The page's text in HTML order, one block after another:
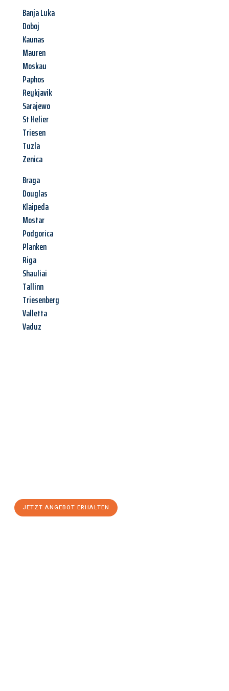
Banja Luka
Doboj
Kaunas
Mauren
Moskau
Paphos
Reykjavik
Sarajewo
St Helier
Triesen
Tuzla
Zenica
Braga
Douglas
Klaipeda
Mostar
Podgorica
Planken
Riga
Shauliai
Tallinn
Triesenberg
Valletta
Vaduz
JETZT ANGEBOT ERHALTEN